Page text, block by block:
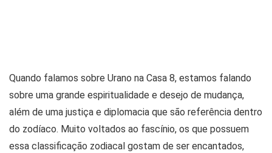
Quando falamos sobre Urano na Casa 8, estamos falando
sobre uma grande espiritualidade e desejo de mudança,
além de uma justiça e diplomacia que são referência dentro
do zodíaco. Muito voltados ao fascínio, os que possuem
essa classificação zodiacal gostam de ser encantados,